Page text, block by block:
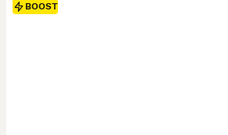
BOOST